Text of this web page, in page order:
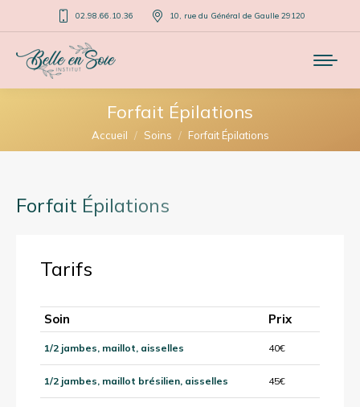
02.98.66.10.36 10, rue du Général de Gaulle 29120
Forfait Épilations
Vous êtes ici :
Accueil Soins Forfait Épilations
Forfait Épilations
Tarifs
Soin Prix
1/2 jambes, maillot, aisselles 40€
1/2 jambes, maillot brésilien, aisselles 45€